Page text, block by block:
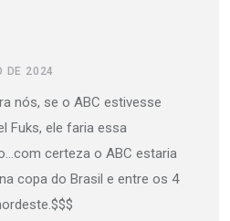
DE 2024
nós, se o ABC estivesse
Fuks, ele faria essa
certeza o ABC estaria
copa do Brasil e entre os 4